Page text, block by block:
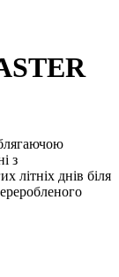
з
літніх днів біля